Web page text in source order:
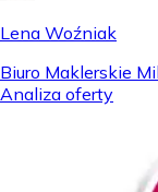
Lena Woźniak
Biuro Maklerskie
Analiza oferty